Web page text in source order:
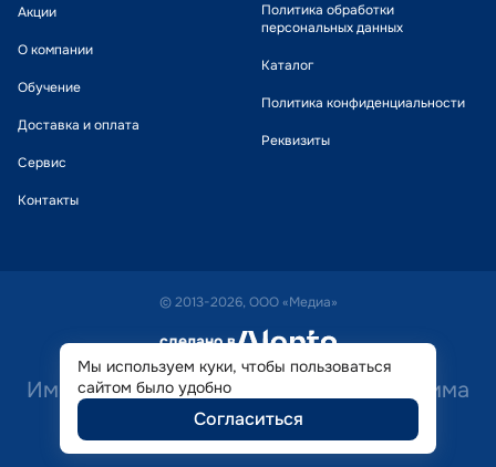
Акции
О компании
Обучение
Доставка и оплата
Сервис
Контакты
Политика обработки
персональных данных
Каталог
Политика конфиденциальности
Реквизиты
© 2013-2026, ООО «Медиа»
сделано в alente
Имеются противопоказания. Необходима
консультация специалиста.
Мы используем куки, чтобы пользоваться
сайтом было удобно
Согласиться